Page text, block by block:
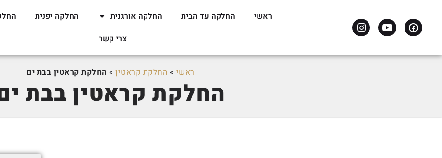
ראשי החלקה עד הבית החלקה אורגנית החלקה יפנית
צרי קשר
ראשי » החלקת קראטין» החלקת קראטין בבת ים
החלקת קראטין בבת